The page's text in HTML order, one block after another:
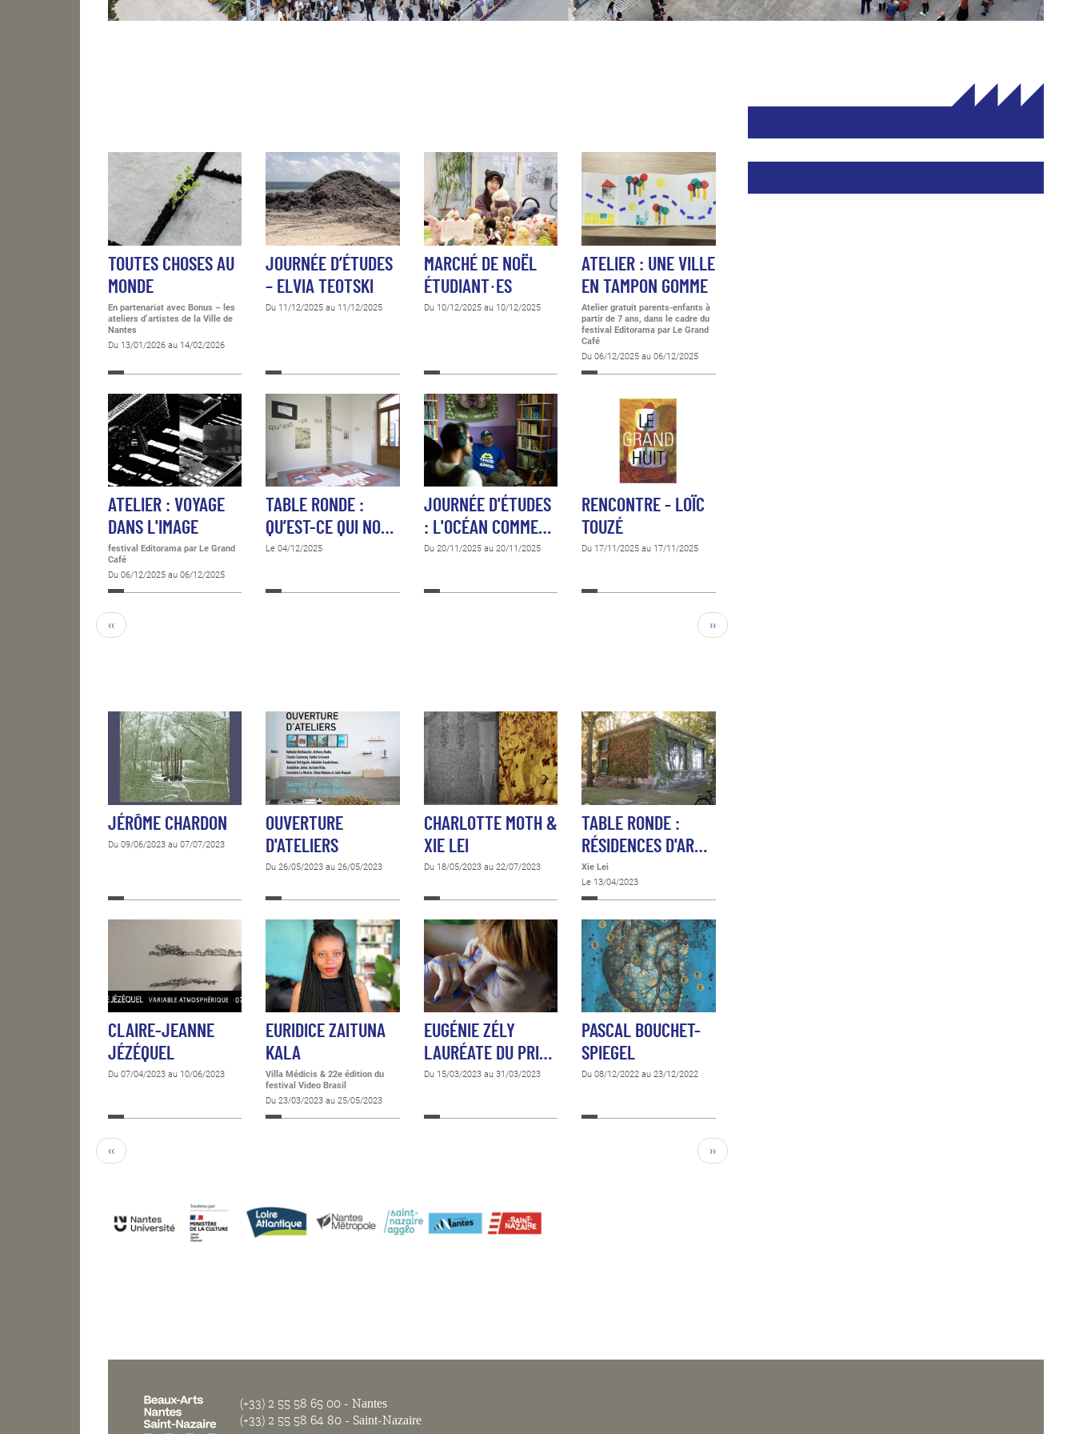
TOUTES CHOSES AU
MONDE
En partenariat avec Bonus – les
ateliers d’artistes de la Ville de
Nantes
Du 13/01/2026 au 14/02/2026
JOURNÉE D’ÉTUDES
– ELVIA TEOTSKI
Du 11/12/2025 au 11/12/2025
MARCHÉ DE NOËL
ÉTUDIANT·ES
Du 10/12/2025 au 10/12/2025
ATELIER : UNE VILLE
EN TAMPON GOMME
Atelier gratuit parents-enfants à
partir de 7 ans, dans le cadre du
festival Editorama par Le Grand
Café
Du 06/12/2025 au 06/12/2025
ATELIER : VOYAGE
DANS L'IMAGE
festival Editorama par Le Grand
Café
Du 06/12/2025 au 06/12/2025
TABLE RONDE :
QU’EST-CE QUI NO…
Le 04/12/2025
JOURNÉE D'ÉTUDES
: L'OCÉAN COMME…
Du 20/11/2025 au 20/11/2025
RENCONTRE - LOÏC
TOUZÉ
Du 17/11/2025 au 17/11/2025
‹‹ ››
JÉRÔME CHARDON
Du 09/06/2023 au 07/07/2023
OUVERTURE
D'ATELIERS
Du 26/05/2023 au 26/05/2023
CHARLOTTE MOTH &
XIE LEI
Du 18/05/2023 au 22/07/2023
TABLE RONDE :
RÉSIDENCES D'AR…
Xie Lei
Le 13/04/2023
CLAIRE-JEANNE
JÉZÉQUEL
Du 07/04/2023 au 10/06/2023
EURIDICE ZAITUNA
KALA
Villa Médicis & 22e édition du
festival Video Brasil
Du 23/03/2023 au 25/05/2023
EUGÉNIE ZÉLY
LAURÉATE DU PRI…
Du 15/03/2023 au 31/03/2023
PASCAL BOUCHET-
SPIEGEL
Du 08/12/2022 au 23/12/2022
‹‹ ››
(+33) 2 55 58 65 00 - Nantes
(+33) 2 55 58 64 80 - Saint-Nazaire